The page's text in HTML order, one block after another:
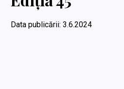
Data publicării: 3.6.2024